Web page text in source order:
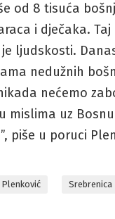
od 8 tisuća
i dječaka. Taj
ljudskosti.
nedužnih
nećemo
mislima uz
piše u poruci
Plenković Srebrenica